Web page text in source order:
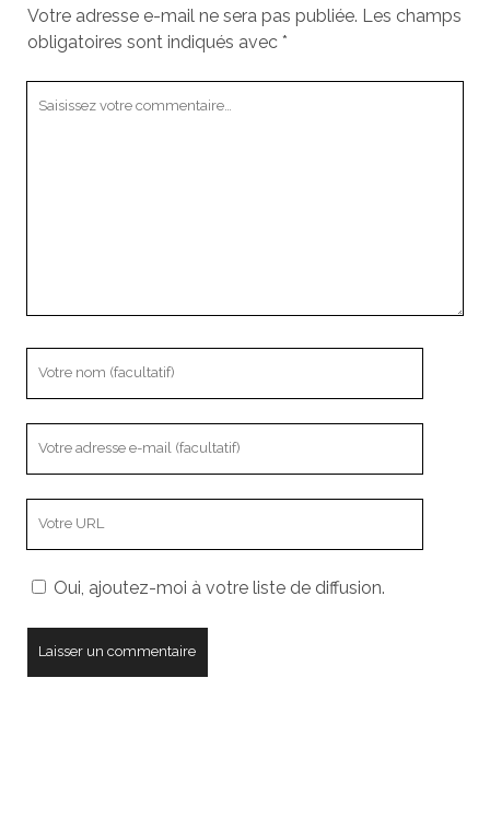
Votre adresse e-mail ne sera pas publiée. Les champs
obligatoires sont indiqués avec *
mail
votreOui, ajoutez-moi à votre liste de diffusion.